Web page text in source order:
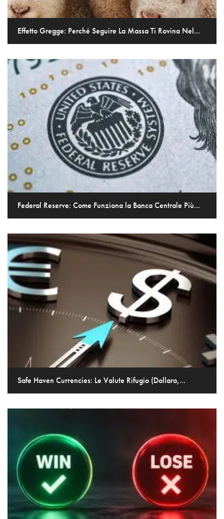
Effetto Gregge: Perché Seguire La Massa Ti Rovina Nel...
Federal Reserve: Come Funziona la Banca Centrale Più...
Safe Haven Currencies: Le Valute Rifugio (Dollaro,...